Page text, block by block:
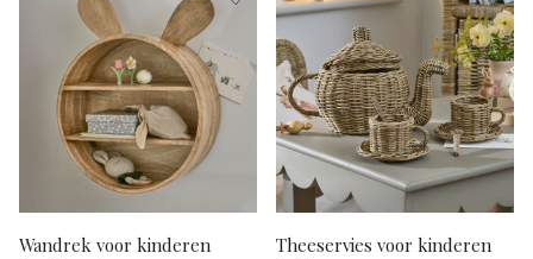
Wandrek voor kinderen
Theeservies voor kinderen